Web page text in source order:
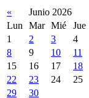
« Junio 2026
Lun
Mar Mié Jue
1
2 3 4
8
9 10 11
15
16 17 18
22
23 24 25
29
30